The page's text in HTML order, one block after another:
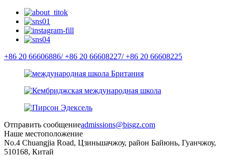
+86 20 66606886/ +86 20 66608227/ +86 20 66608225
Отправить сообщениеadmissions@bisgz.com
Наше местоположение
No.4 Chuangjia Road, Цзиньшачжоу, район Байюнь, Гуанчжоу,
510168, Китай